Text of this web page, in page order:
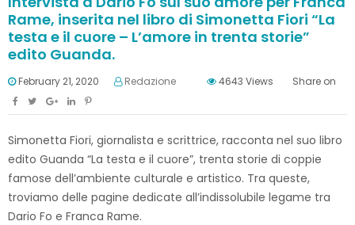
Rame, inserita nel libro di Simonetta Fiori “La
testa e il cuore – L’amore in trenta storie”
edito Guanda.
February 21, 2020 Redazione 4643 Views Share on
Simonetta Fiori, giornalista e scrittrice, racconta nel suo libro
edito Guanda “La testa e il cuore”, trenta storie di coppie
famose dell’ambiente culturale e artistico. Tra queste,
troviamo delle pagine dedicate all’indissolubile legame tra
Dario Fo e Franca Rame.